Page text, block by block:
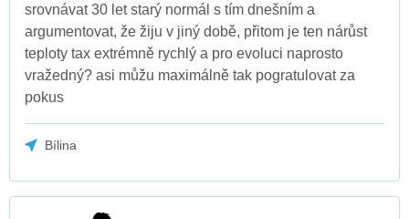
srovnávat 30 let starý normál s tím dnešním a
argumentovat, že žiju v jiný době, přitom je ten nárůst
teploty tax extrémně rychlý a pro evoluci naprosto
vražedný? asi můžu maximálně tak pogratulovat za
pokus
Bílina